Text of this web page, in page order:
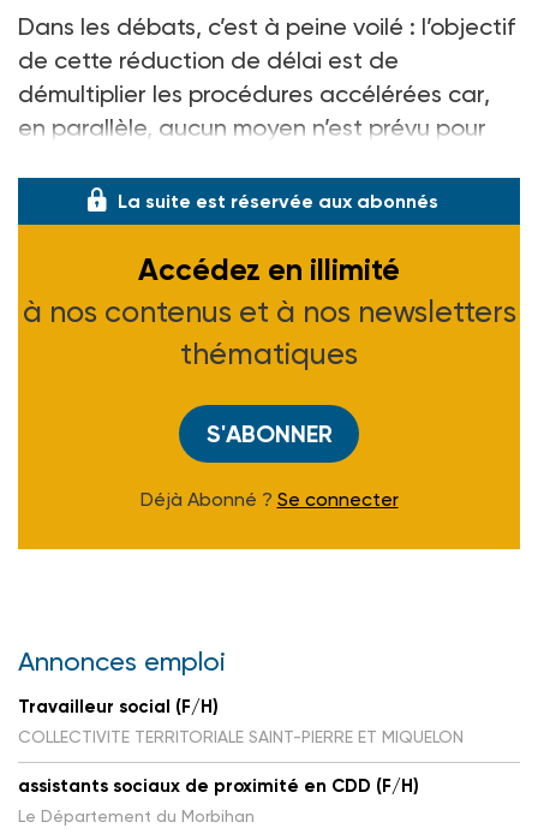
Dans les débats, c’est à peine voilé : l’objectif
de cette réduction de délai est de
démultiplier les procédures accélérées car,
en parallèle, aucun moyen n’est prévu pour
La suite est réservée aux abonnés
Accédez en illimité
à nos contenus et à nos newsletters
thématiques
S'ABONNER
Déjà Abonné ? Se connecter
Annonces emploi
Travailleur social (F/H)
COLLECTIVITE TERRITORIALE SAINT-PIERRE ET MIQUELON
assistants sociaux de proximité en CDD (F/H)
Le Département du Morbihan